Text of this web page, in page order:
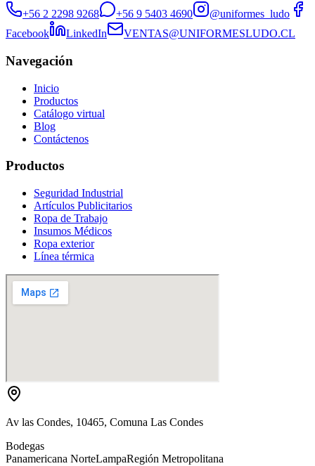
+56 2 2298 9268 +56 9 5403 4690
@uniformes_ludo
Facebook
LinkedIn VENTAS@UNIFORMESLUDO.CL
Navegación
Inicio
Productos
Catálogo virtual
Blog
Contáctenos
Productos
Seguridad Industrial
Artículos Publicitarios
Ropa de Trabajo
Insumos Médicos
Ropa exterior
Línea térmica
Av las Condes, 10465, Comuna Las Condes
Bodegas
Panamericana NorteLampaRegión Metropolitana